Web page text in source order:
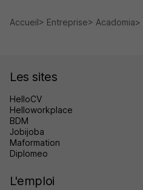
Accueil Entreprise Acadomia
Les sites
HelloCV
Helloworkplace
BDM
Jobijoba
Maformation
Diplomeo
L'emploi